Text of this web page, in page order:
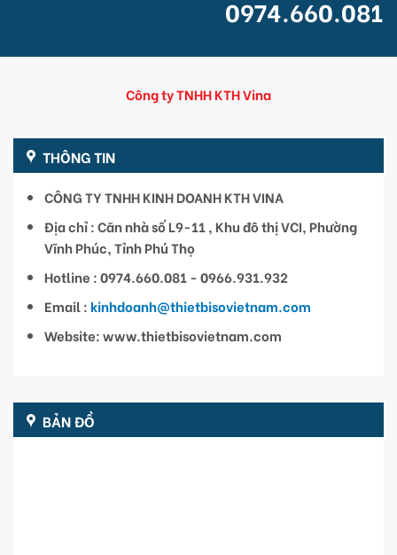
0974.660.081
Công ty TNHH KTH Vina
THÔNG TIN
CÔNG TY TNHH KINH DOANH KTH VINA
Địa chỉ : Căn nhà số L9-11 , Khu đô thị VCI, Phường
Vĩnh Phúc, Tỉnh Phú Thọ
Hotline : 0974.660.081 - 0966.931.932
Email : kinhdoanh@thietbisovietnam.com
Website: www.thietbisovietnam.com
BẢN ĐỒ